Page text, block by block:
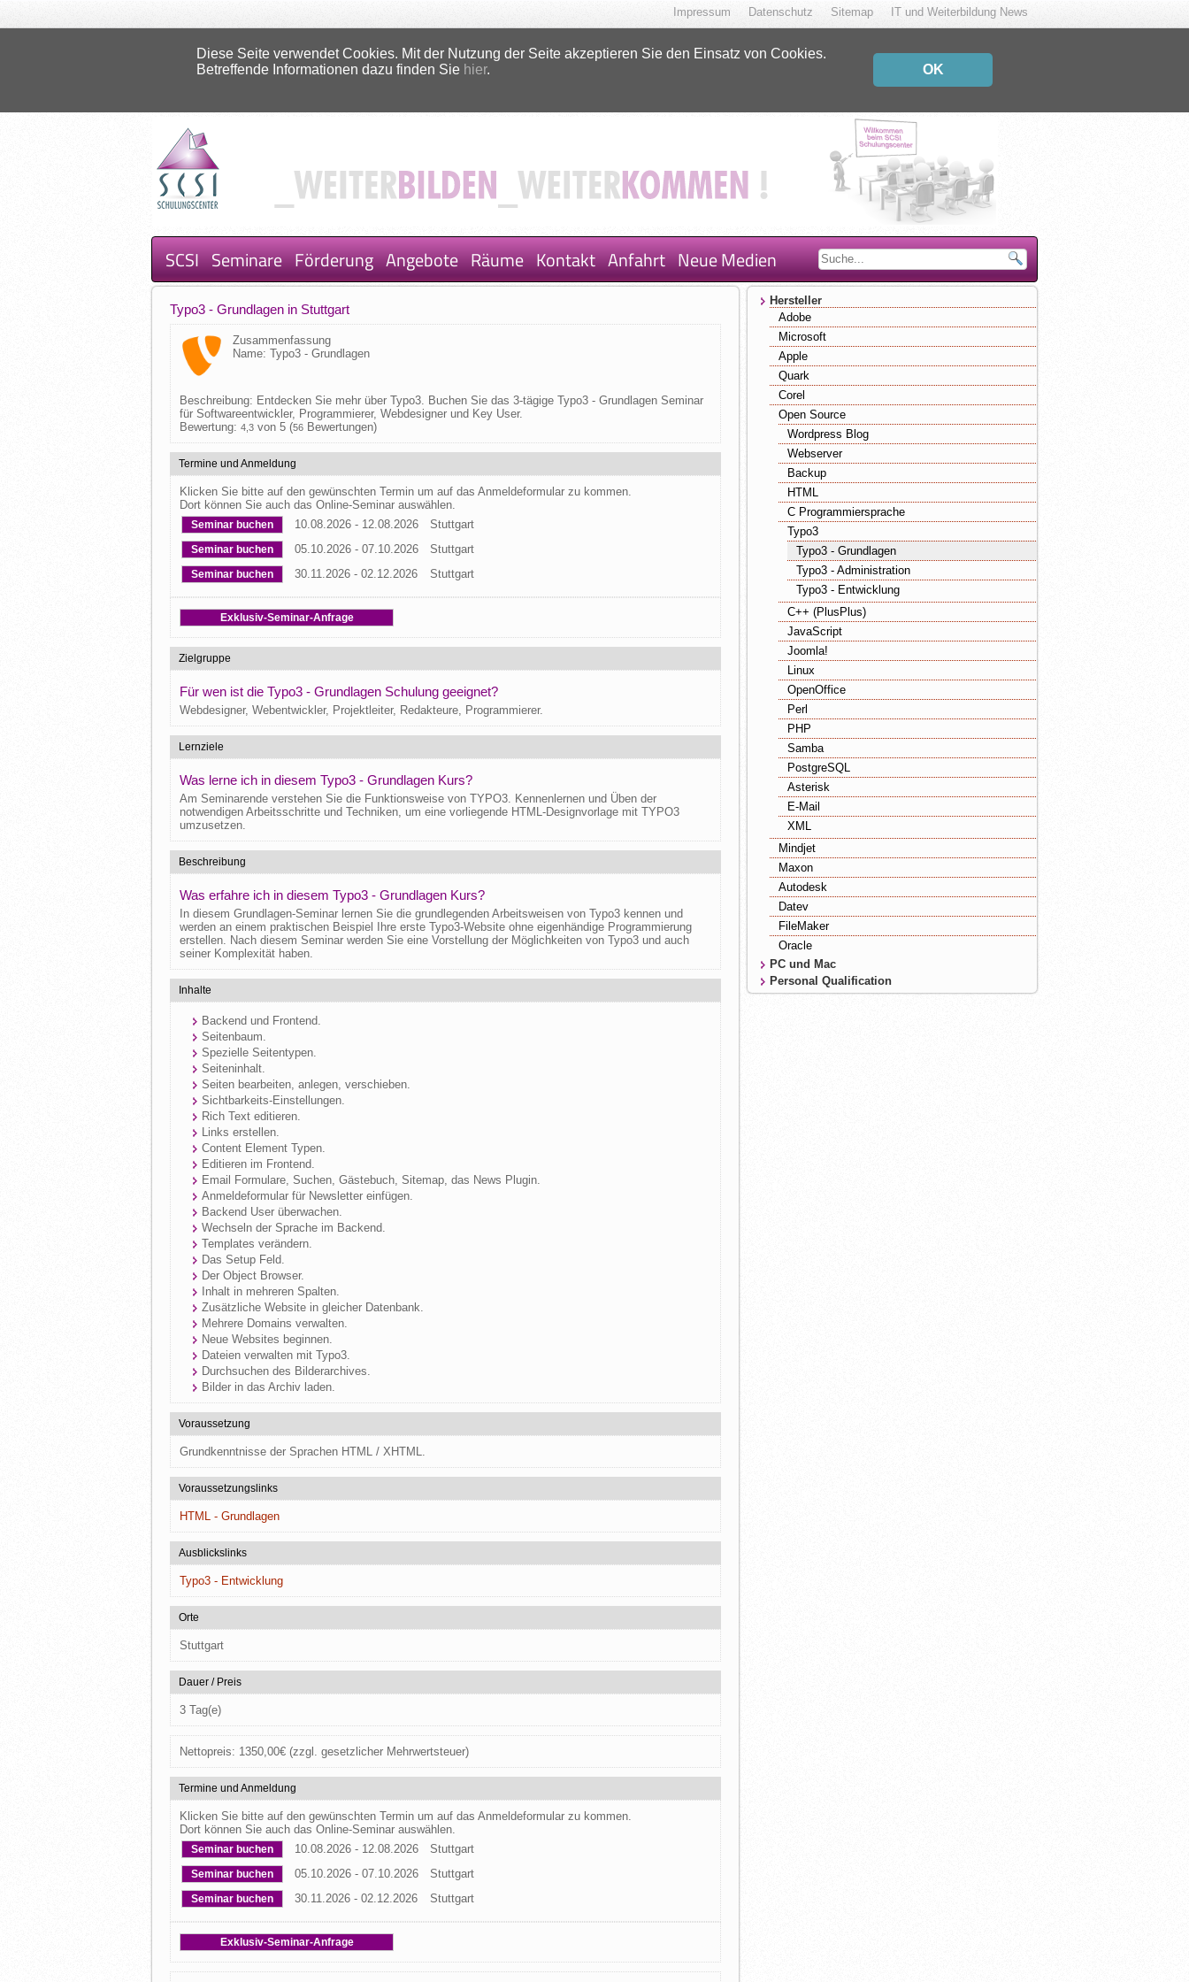
IT und Weiterbildung News
Sitemap
Datenschutz
Impressum
Diese Seite verwendet Cookies. Mit der Nutzung der Seite akzeptieren Sie den Einsatz von Cookies.
Betreffende Informationen dazu finden Sie hier. OK
SCSI Seminare Förderung Angebote Räume Kontakt Anfahrt Neue Medien
Hersteller
Adobe
Microsoft
Apple
Quark
Corel
Open Source
Wordpress Blog
Webserver
Backup
HTML
C Programmiersprache
Typo3
Typo3 - Grundlagen
Typo3 - Administration
Typo3 - Entwicklung
C++ (PlusPlus)
JavaScript
Joomla!
Linux
OpenOffice
Perl
PHP
Samba
PostgreSQL
Asterisk
E-Mail
XML
Mindjet
Maxon
Autodesk
Datev
FileMaker
Oracle
PC und Mac
Personal Qualification
Typo3 - Grundlagen in Stuttgart
Zusammenfassung
Name: Typo3 - Grundlagen
Beschreibung: Entdecken Sie mehr über Typo3. Buchen Sie das 3-tägige Typo3 - Grundlagen Seminar
für Softwareentwickler, Programmierer, Webdesigner und Key User.
Bewertung: 4,3 von 5 (56 Bewertungen)
Termine und Anmeldung
Klicken Sie bitte auf den gewünschten Termin um auf das Anmeldeformular zu kommen.
Dort können Sie auch das Online-Seminar auswählen.
Seminar buchen 10.08.2026 - 12.08.2026 Stuttgart
Seminar buchen 05.10.2026 - 07.10.2026 Stuttgart
Seminar buchen 30.11.2026 - 02.12.2026 Stuttgart
Exklusiv-Seminar-Anfrage
Zielgruppe
Für wen ist die Typo3 - Grundlagen Schulung geeignet?
Webdesigner, Webentwickler, Projektleiter, Redakteure, Programmierer.
Lernziele
Was lerne ich in diesem Typo3 - Grundlagen Kurs?
Am Seminarende verstehen Sie die Funktionsweise von TYPO3. Kennenlernen und Üben der
notwendigen Arbeitsschritte und Techniken, um eine vorliegende HTML-Designvorlage mit TYPO3
umzusetzen.
Beschreibung
Was erfahre ich in diesem Typo3 - Grundlagen Kurs?
In diesem Grundlagen-Seminar lernen Sie die grundlegenden Arbeitsweisen von Typo3 kennen und
werden an einem praktischen Beispiel Ihre erste Typo3-Website ohne eigenhändige Programmierung
erstellen. Nach diesem Seminar werden Sie eine Vorstellung der Möglichkeiten von Typo3 und auch
seiner Komplexität haben.
Inhalte
Backend und Frontend.
Seitenbaum.
Spezielle Seitentypen.
Seiteninhalt.
Seiten bearbeiten, anlegen, verschieben.
Sichtbarkeits-Einstellungen.
Rich Text editieren.
Links erstellen.
Content Element Typen.
Editieren im Frontend.
Email Formulare, Suchen, Gästebuch, Sitemap, das News Plugin.
Anmeldeformular für Newsletter einfügen.
Backend User überwachen.
Wechseln der Sprache im Backend.
Templates verändern.
Das Setup Feld.
Der Object Browser.
Inhalt in mehreren Spalten.
Zusätzliche Website in gleicher Datenbank.
Mehrere Domains verwalten.
Neue Websites beginnen.
Dateien verwalten mit Typo3.
Durchsuchen des Bilderarchives.
Bilder in das Archiv laden.
Voraussetzung
Grundkenntnisse der Sprachen HTML / XHTML.
Voraussetzungslinks
HTML - Grundlagen
Ausblickslinks
Typo3 - Entwicklung
Orte
Stuttgart
Dauer / Preis
3 Tag(e)
Nettopreis: 1350,00€ (zzgl. gesetzlicher Mehrwertsteuer)
Termine und Anmeldung
Klicken Sie bitte auf den gewünschten Termin um auf das Anmeldeformular zu kommen.
Dort können Sie auch das Online-Seminar auswählen.
Seminar buchen 10.08.2026 - 12.08.2026 Stuttgart
Seminar buchen 05.10.2026 - 07.10.2026 Stuttgart
Seminar buchen 30.11.2026 - 02.12.2026 Stuttgart
Exklusiv-Seminar-Anfrage